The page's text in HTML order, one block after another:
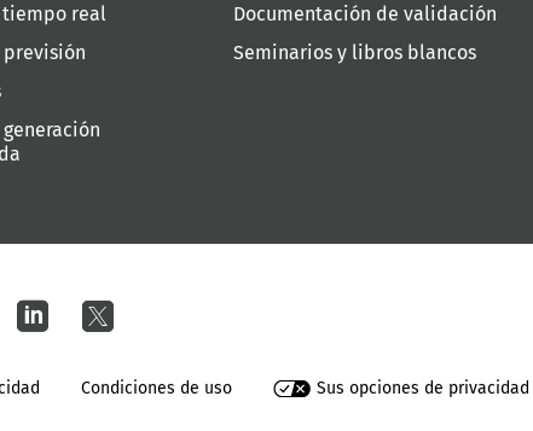
tiempo real
previsión
Documentación de validación
Seminarios y libros blancos
Condiciones de uso Sus opciones de privacidad